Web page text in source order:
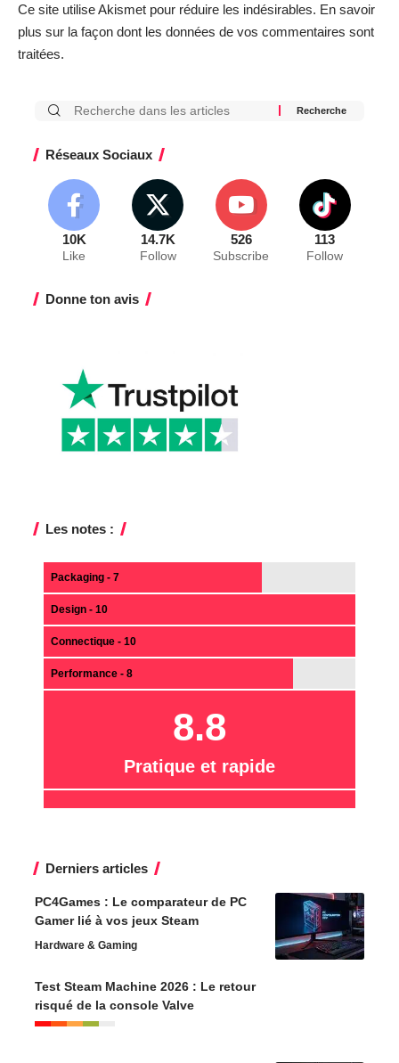
Ce site utilise Akismet pour réduire les indésirables. En savoir
plus sur la façon dont les données de vos commentaires sont
traitées.
Réseaux Sociaux
10K
Like
14.7K
Follow
526
Subscribe
113
Follow
Donne ton avis
Les notes :
Packaging - 7
Design - 10
Connectique - 10
Performance - 8
8.8
Pratique et rapide
Derniers articles
PC4Games : Le comparateur de PC
Gamer lié à vos jeux Steam
Hardware & Gaming
Test Steam Machine 2026 : Le retour
risqué de la console Valve